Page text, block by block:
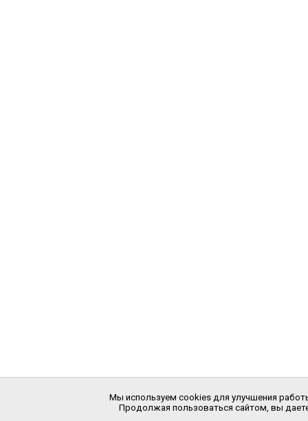
Мы используем cookies для улучшения
Продолжая пользоваться сайтом, вы